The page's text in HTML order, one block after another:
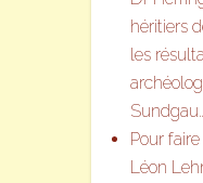
héritiers
les
Pour
Léon